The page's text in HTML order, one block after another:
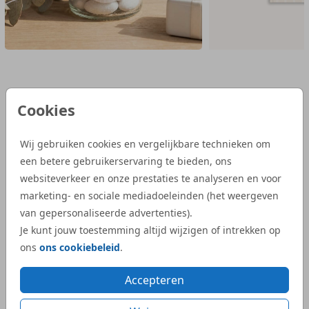
Cookies
Wij gebruiken cookies en vergelijkbare technieken om
een betere gebruikerservaring te bieden, ons
websiteverkeer en onze prestaties te analyseren en voor
marketing- en sociale mediadoeleinden (het weergeven
van gepersonaliseerde advertenties).
Je kunt jouw toestemming altijd wijzigen of intrekken op
ons ons cookiebeleid.
Accepteren
Illustratie op maat laten maken
Willen jullie een illustratie die nog persoonlijker is door
een eigen kapsel er in terug te laten komen? Vraag een
“Wij zijn heel tevreden met de service van
Studio Dijs. We waren op zoek naar een
iets bijzonderder kaartje, en bij Studio Dijs
vonden we precies wat we zochten. Zowel
de proefdruk als de daadwerkelijke
geboortekaartjes waren snel geleverd.”
Dijs.
veel